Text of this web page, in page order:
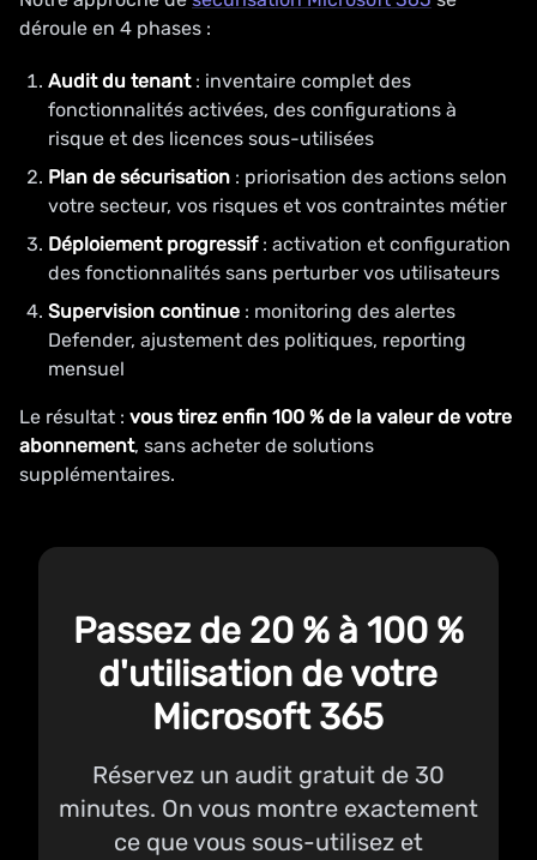
déroule en 4 phases :
Audit du tenant: inventaire complet des
fonctionnalités activées, des configurations à
risque et des licences sous-utilisées
Plan de sécurisation : priorisation des actions selon
votre secteur, vos risques et vos contraintes métier
Déploiement progressif: activation et configuration
des fonctionnalités sans perturber vos utilisateurs
Supervision continue : monitoring des alertes
Defender, ajustement des politiques, reporting
mensuel
Le résultat : vous tirez enfin 100 % de la valeur de votre
abonnement, sans acheter de solutions
supplémentaires.
Passez de 20 % à 100 %
d'utilisation de votre
Microsoft 365
Réservez un audit gratuit de 30
minutes. On vous montre exactement
ce que vous sous-utilisez et